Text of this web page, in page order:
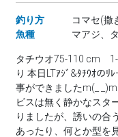
釣り方
コマセ(撒
魚種
マアジ、
タチウオ75-110 cm
り 本日LTｱｼﾞ&ﾀﾁｳｵの
事ができましたm(_
ビスは無く静かなスタ
りましたが、誘いの合
あったり、何とか型を